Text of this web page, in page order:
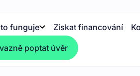
funguje Získat financování
poptat úvěr